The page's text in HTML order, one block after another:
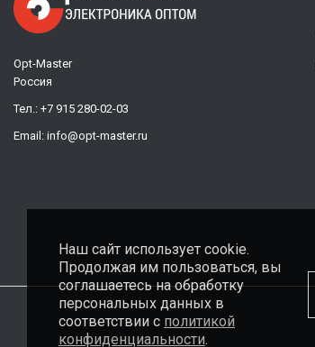
Opt-Master
Россия
Тел.: +7 915 280-02-03
Email: info@opt-master.ru
Наш сайт использует cookie.
Продолжая им пользоваться, вы
соглашаетесь на обработку
персональных данных в
соответствии с политикой
конфиденциальности.